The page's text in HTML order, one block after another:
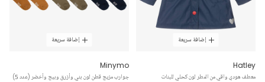
إضافة سريعة
Hatley
معطف هودي واقي من المطر لون كحلي للبنات
إضافة سريعة
Minymo
جوارب مزيج قطن لون بني وأزرق وبيج وأخضر (عدد 5)